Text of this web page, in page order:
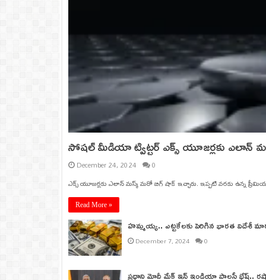
సోషల్ మీడియా ట్విట్టర్ ఎక్స్ యూజర్లకు ఎలాన్‌
December 24, 2024 0
ఎక్స్ యూజర్లకు ఎలాన్ మస్క్ మరో బిగ్ షాక్ ఇచ్చారు. ఇప్పటి వరకు ఉన్న
Read More »
హమ్మయ్య.. ఎట్టకేలకు పెరిగిన భారత విదేశీ
December 7, 2024 0
ప్రధాని మోదీ మేక్ ఇన్ ఇండియా పాలసీ భేష్.. రష్యా